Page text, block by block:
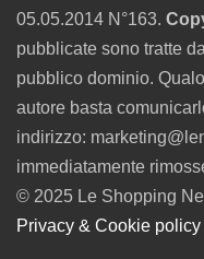
05.05.2014 N°163.
pubblicate sono tratte
pubblico dominio.
autore basta
indirizzo:
immediatamente
© 2025 Le Shopping
Privacy & Cookie policy